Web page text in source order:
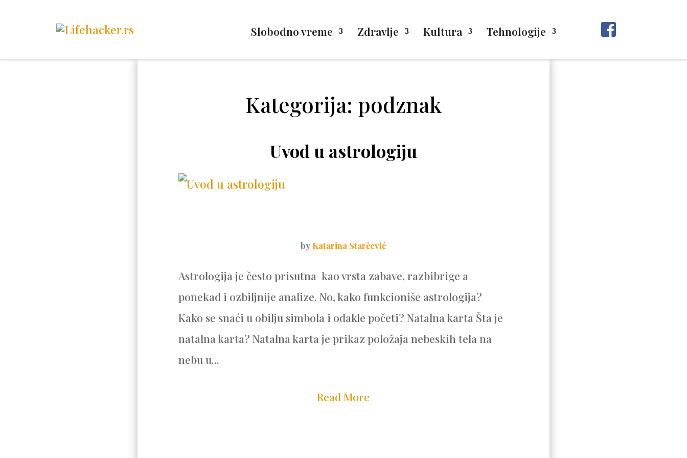
Slobodno vreme Zdravlje Kultura Tehnologije
Kategorija: podznak
Uvod u astrologiju
by Katarina Starčević
Astrologija je često prisutna kao vrsta zabave, razbibrige a
ponekad i ozbiljnije analize. No, kako funkcioniše astrologija?
Kako se snaći u obilju simbola i odakle početi? Natalna karta Šta je
natalna karta? Natalna karta je prikaz položaja nebeskih tela na
nebu u...
Read More